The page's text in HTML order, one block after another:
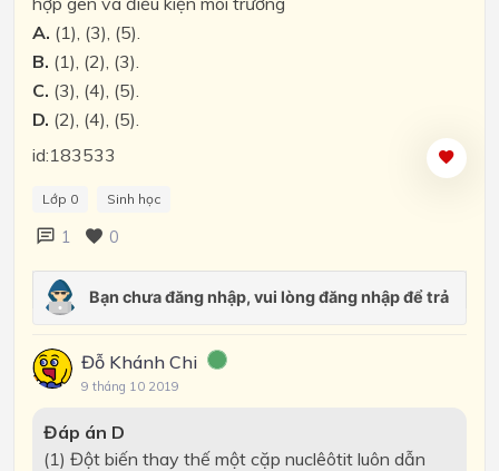
A. (1), (3), (5).
B. (1), (2), (3).
C. (3), (4), (5).
D. (2), (4), (5).
id:183533
Lớp 0 Sinh học
1 0
Đỗ Khánh Chi
9 tháng 10 2019
Đáp án D
(1) Đột biến thay thế một cặp nuclêôtit luôn dẫn